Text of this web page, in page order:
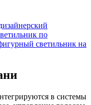
по
светильник на
в системы